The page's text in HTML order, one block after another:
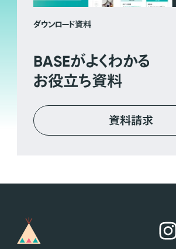
ダウンロード資料
BASEがよくわかる
お役立ち資料
資料請求